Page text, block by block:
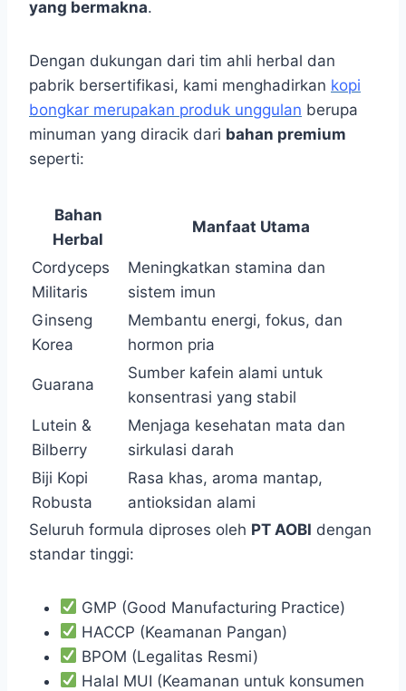
yang bermakna.
Dengan dukungan dari tim ahli herbal dan
pabrik bersertifikasi, kami menghadirkan kopi
bongkar merupakan produk unggulan berupa
minuman yang diracik dari bahan premium
seperti:
Bahan
Herbal
Manfaat Utama
Cordyceps
Militaris
Meningkatkan stamina dan
sistem imun
Ginseng
Korea
Membantu energi, fokus, dan
hormon pria
Guarana
Sumber kafein alami untuk
konsentrasi yang stabil
Lutein &
Bilberry
Menjaga kesehatan mata dan
sirkulasi darah
Biji Kopi
Robusta
Rasa khas, aroma mantap,
antioksidan alami
Seluruh formula diproses oleh PT AOBI dengan
standar tinggi:
GMP (Good Manufacturing Practice)
HACCP (Keamanan Pangan)
BPOM (Legalitas Resmi)
Halal MUI (Keamanan untuk konsumen